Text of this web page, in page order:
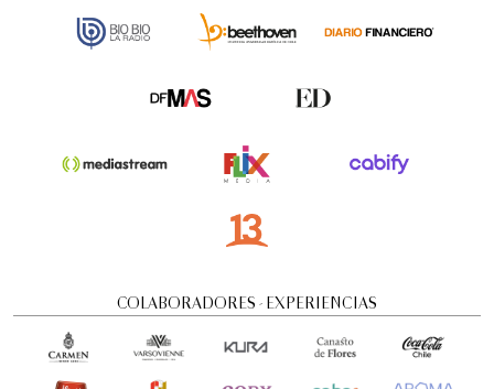
COLABORADORES - EXPERIENCIAS